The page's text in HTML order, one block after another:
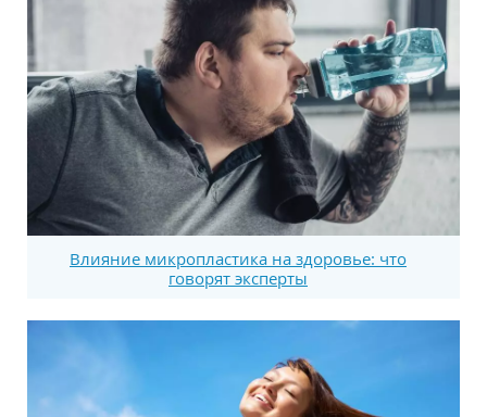
Влияние микропластика на здоровье: что
говорят эксперты